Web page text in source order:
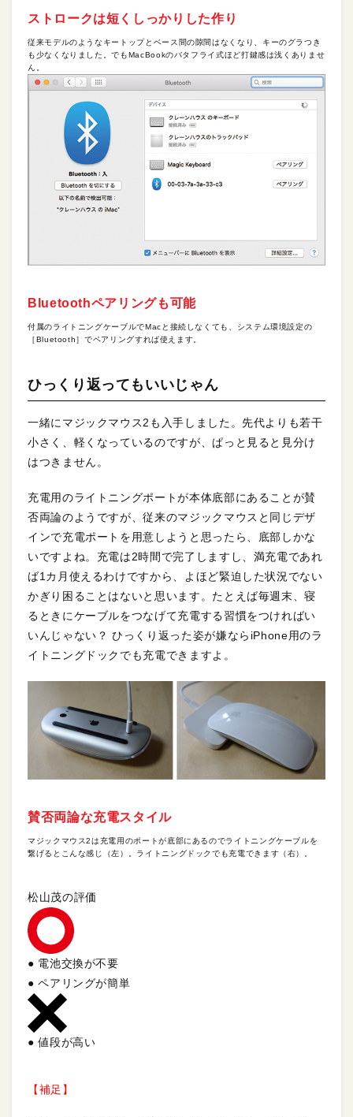
ストロークは短くしっかりした作り
従来モデルのようなキートップとベース間の隙間はなくなり、キーのグラつき
も少なくなりました。でもMacBookのバタフライ式ほど打鍵感は浅くありませ
ん。
Bluetoothペアリングも可能
付属のライトニングケーブルでMacと接続しなくても、システム環境設定の
［Bluetooth］でペアリングすれば使えます。
ひっくり返ってもいいじゃん
一緒にマジックマウス2も入手しました。先代よりも若干
小さく、軽くなっているのですが、ぱっと見ると見分け
はつきません。
充電用のライトニングポートが本体底部にあることが賛
否両論のようですが、従来のマジックマウスと同じデザ
インで充電ポートを用意しようと思ったら、底部しかな
いですよね。充電は2時間で完了しますし、満充電であれ
ば1カ月使えるわけですから、よほど緊迫した状況でない
かぎり困ることはないと思います。たとえば毎週末、寝
るときにケーブルをつなげて充電する習慣をつければい
いんじゃない？ ひっくり返った姿が嫌ならiPhone用のラ
イトニングドックでも充電できますよ。
賛否両論な充電スタイル
マジックマウス2は充電用のポートが底部にあるのでライトニングケーブルを
繋げるとこんな感じ（左）。ライトニングドックでも充電できます（右）。
松山茂の評価
● 電池交換が不要
● ペアリングが簡単
● 値段が高い
【補足】